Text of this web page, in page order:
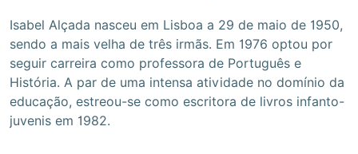
Isabel Alçada nasceu em Lisboa a 29 de maio de 1950,
sendo a mais velha de três irmãs. Em 1976 optou por
seguir carreira como professora de Português e
História. A par de uma intensa atividade no domínio da
educação, estreou-se como escritora de livros infanto-
juvenis em 1982.